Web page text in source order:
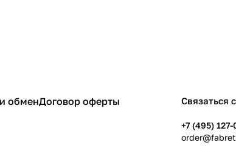
обменДоговор оферты
Связаться
+7 (495)